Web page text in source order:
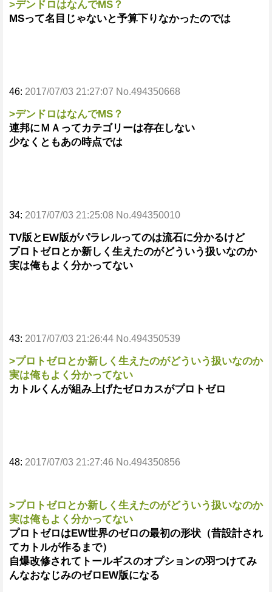
>デンドロはなんでMS？
MSって名目じゃないと予算下りなかったのでは
46: 2017/07/03 21:27:07 No.494350668
>デンドロはなんでMS？
連邦にＭＡってカテゴリーは存在しない
少なくともあの時点では
34: 2017/07/03 21:25:08 No.494350010
TV版とEW版がパラレルってのは流石に分かるけど
プロトゼロとか新しく生えたのがどういう扱いなのか
実は俺もよく分かってない
43: 2017/07/03 21:26:44 No.494350539
>プロトゼロとか新しく生えたのがどういう扱いなのか
実は俺もよく分かってない
カトルくんが組み上げたゼロカスがプロトゼロ
48: 2017/07/03 21:27:46 No.494350856
>プロトゼロとか新しく生えたのがどういう扱いなのか
実は俺もよく分かってない
プロトゼロはEW世界のゼロの最初の形状（昔設計され
てカトルが作るまで）
自爆改修されてトールギスのオプションの羽つけてみ
んなおなじみのゼロEW版になる